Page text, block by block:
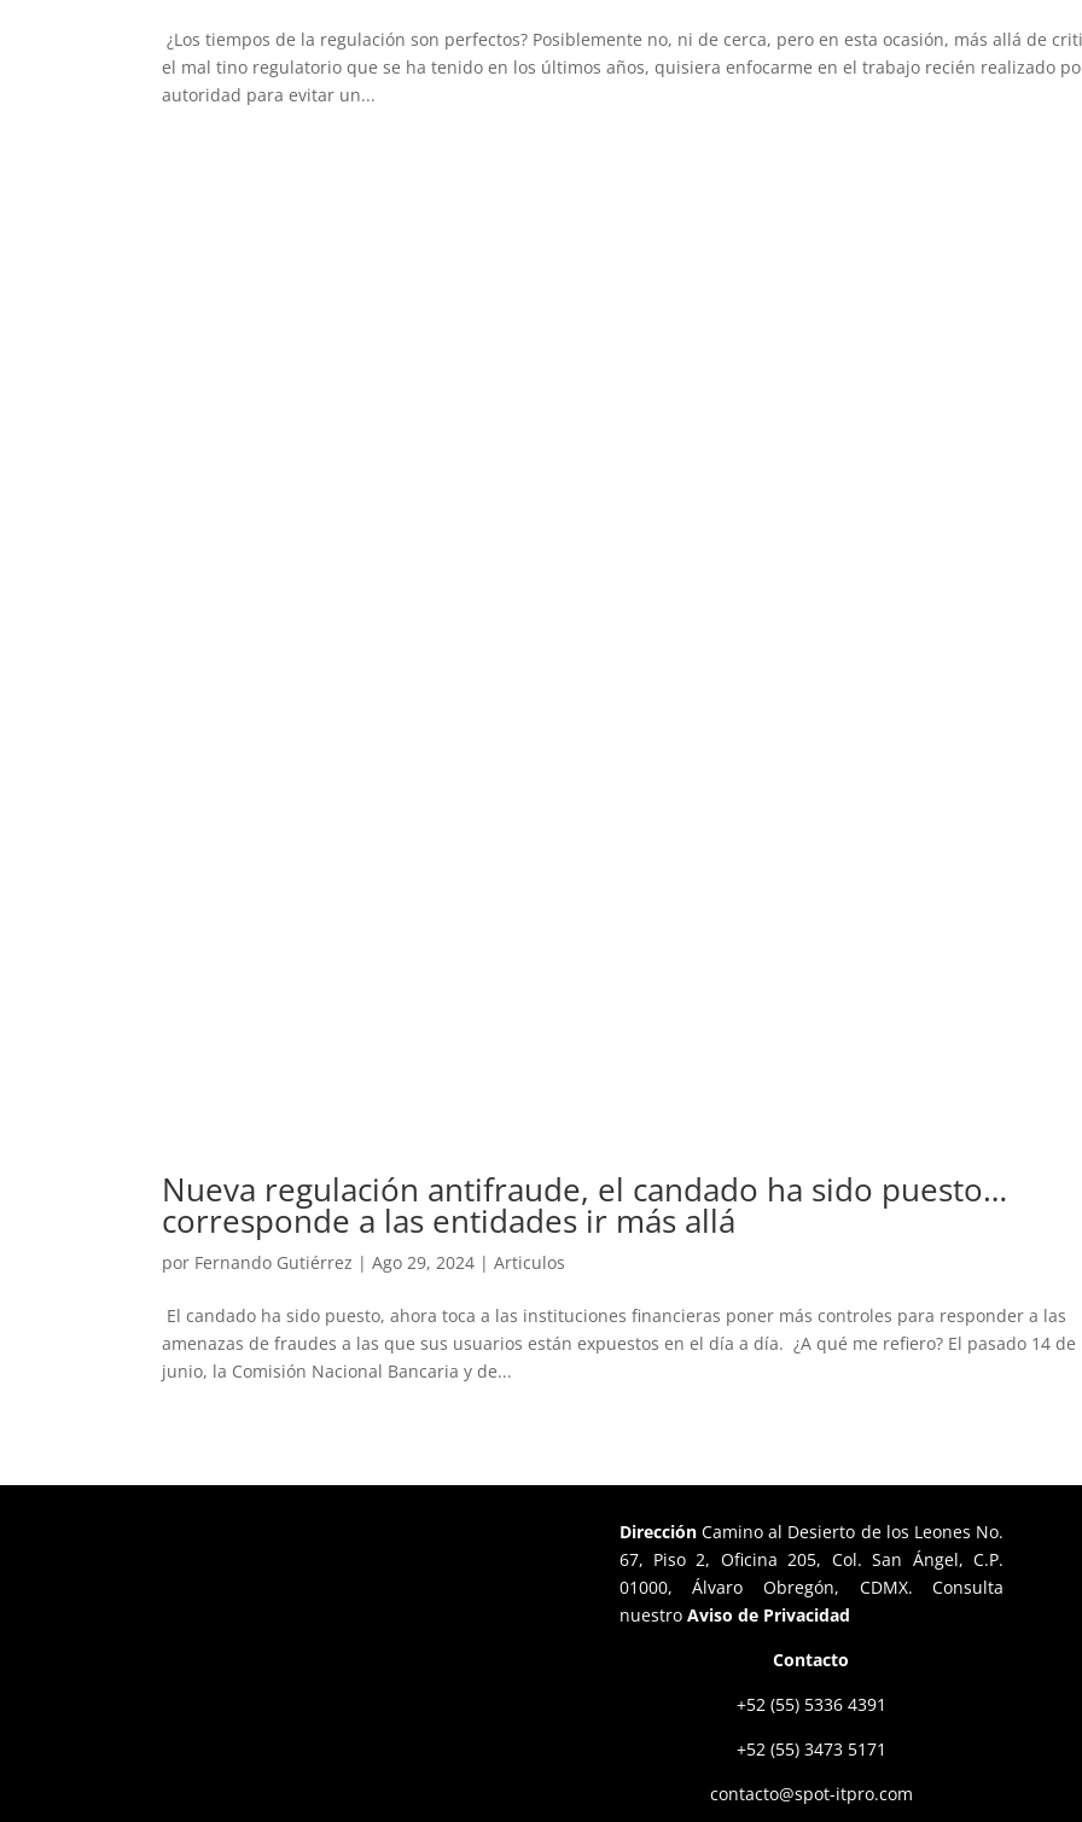
¿Los tiempos de la regulación son perfectos? Posiblemente no, ni de cerca, pero en esta ocasión, más allá de
el mal tino regulatorio que se ha tenido en los últimos años, quisiera enfocarme en el trabajo recién realizado
autoridad para evitar un...
Nueva regulación antifraude, el candado ha sido puesto…
corresponde a las entidades ir más allá
por Fernando Gutiérrez |Ago 29, 2024 |Articulos
El candado ha sido puesto, ahora toca a las instituciones financieras poner más controles para responder a las
amenazas de fraudes a las que sus usuarios están expuestos en el día a día. ¿A qué me refiero? El pasado 14 de
junio, la Comisión Nacional Bancaria y de...
Dirección Camino al Desierto de los Leones No.
67, Piso 2, Oficina 205, Col. San Ángel, C.P.
01000, Álvaro Obregón, CDMX. Consulta
nuestro Aviso de Privacidad
Contacto
+52 (55) 5336 4391
+52 (55) 3473 5171
contacto@spot-itpro.com